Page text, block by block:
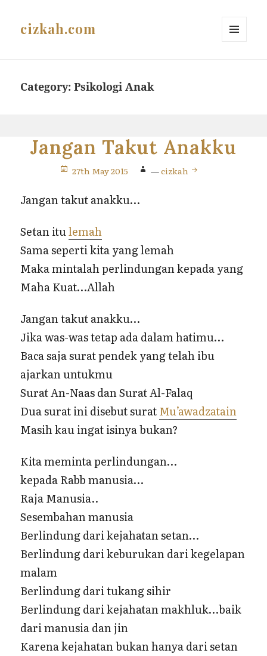
cizkah.com
Category:Psikologi Anak
Jangan Takut Anakku
27th May 2015 —cizkah
Jangan takut anakku…
Setan itulemah
Sama seperti kita yang lemah
Maka mintalah perlindungan kepada yang
Maha Kuat…Allah
Jangan takut anakku…
Jika was-was tetap ada dalam hatimu…
Baca saja surat pendek yang telah ibu
ajarkan untukmu
Surat An-Naas dan Surat Al-Falaq
Dua surat ini disebut suratMu’awadzatain
Masih kau ingat isinya bukan?
Kita meminta perlindungan…
kepada Rabb manusia…
Raja Manusia..
Sesembahan manusia
Berlindung dari kejahatan setan…
Berlindung dari keburukan dari kegelapan
malam
Berlindung dari tukang sihir
Berlindung dari kejahatan makhluk…baik
dari manusia dan jin
Karena kejahatan bukan hanya dari setan